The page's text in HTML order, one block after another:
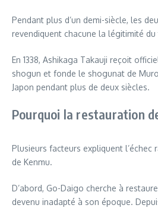
Pendant plus d’un demi-siècle, les
revendiquent chacune la légitimité du
En 1338, Ashikaga Takauji reçoit
shogun et fonde le shogunat de
Japon pendant plus de deux siècles.
Pourquoi la restauration
Plusieurs facteurs expliquent l’échec
de Kenmu.
D’abord, Go-Daigo cherche à
devenu inadapté à son époque.